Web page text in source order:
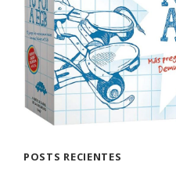
POSTS RECIENTES